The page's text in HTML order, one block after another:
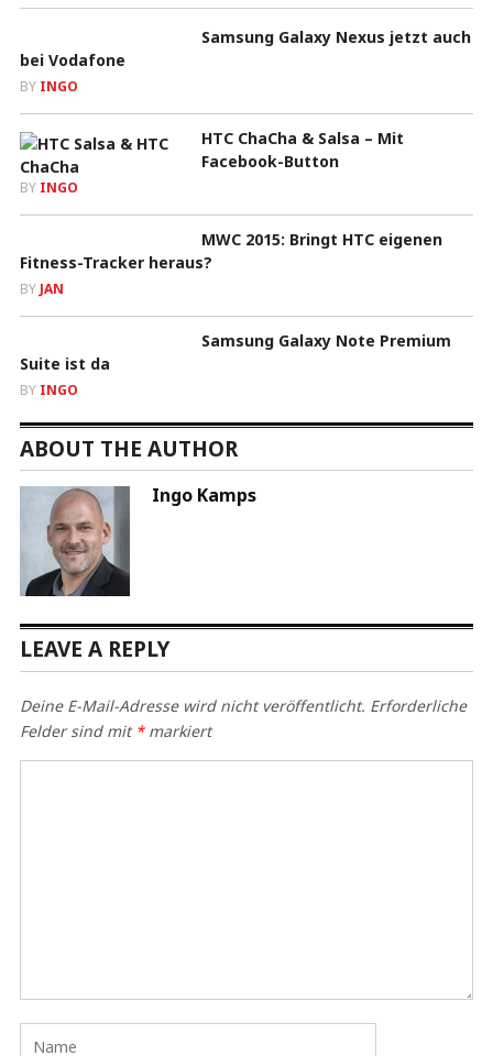
Samsung Galaxy Nexus jetzt auch
bei Vodafone
BY INGO
HTC ChaCha & Salsa – Mit
Facebook-Button
BY INGO
MWC 2015: Bringt HTC eigenen
Fitness-Tracker heraus?
BY JAN
Samsung Galaxy Note Premium
Suite ist da
BY INGO
ABOUT THE AUTHOR
Ingo Kamps
LEAVE A REPLY
Deine E-Mail-Adresse wird nicht veröffentlicht. Erforderliche
Felder sind mit *markiert